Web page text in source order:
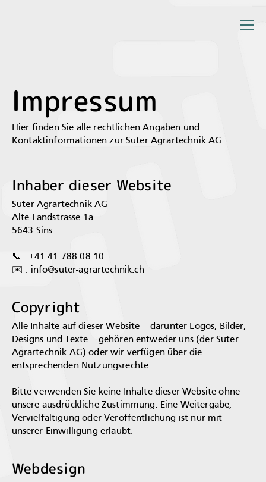
Impressum
Hier finden Sie alle rechtlichen Angaben und
Kontaktinformationen zur Suter Agrartechnik AG.
Inhaber dieser Website
Suter Agrartechnik AG
Alte Landstrasse 1a
5643 Sins
📞 : +41 41 788 08 10
✉️ : info@suter-agrartechnik.ch
Copyright
Alle Inhalte auf dieser Website – darunter Logos, Bilder,
Designs und Texte – gehören entweder uns (der Suter
Agrartechnik AG) oder wir verfügen über die
entsprechenden Nutzungsrechte.
Bitte verwenden Sie keine Inhalte dieser Website ohne
unsere ausdrückliche Zustimmung. Eine Weitergabe,
Vervielfältigung oder Veröffentlichung ist nur mit
unserer Einwilligung erlaubt.
Webdesign